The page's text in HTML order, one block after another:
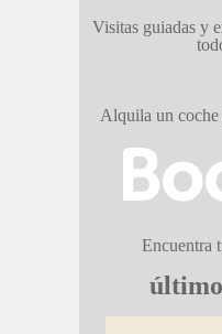
Visitas guiadas y
Alquila un
Encuentra